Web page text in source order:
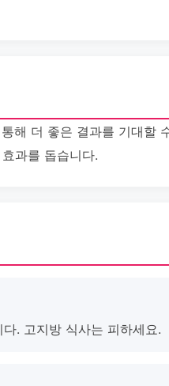
해 더 좋은 결과를 기대할
과를 돕습니다.
. 고지방 식사는 피하세요.